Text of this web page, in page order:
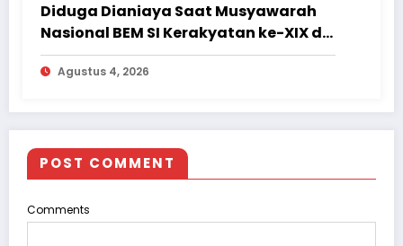
Diduga Dianiaya Saat Musyawarah
Nasional BEM SI Kerakyatan ke-XIX di
Jambi, Delegasi Mahasiswa Alami
LukaAgustus 4, 2026
POST COMMENT
Comments